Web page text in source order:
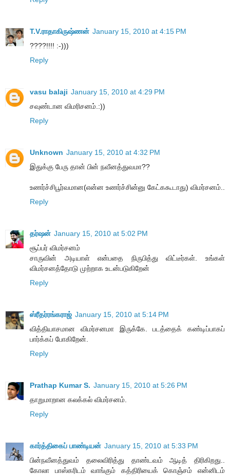
T.V.ராதாகிருஷ்ணன் January 15, 2010 at 4:15 PM
????!!!! :-)))
Reply
vasu balaji January 15, 2010 at 4:29 PM
சவுண்டான விமரிசனம்.:))
Reply
Unknown January 15, 2010 at 4:32 PM
இதுக்கு பேரு தான் பின் நவீனத்துவமா??
உணர்ச்சிபூர்வமான(என்ன உணர்ச்சின்னு கேட்ககூடாது) விமர்சனம்..
Reply
தர்ஷன் January 15, 2010 at 5:02 PM
சூப்பர் விமர்சனம்
சாருவின் அடியாள் என்பதை நிருபித்து விட்டீர்கள். உங்கள்
விமர்சனத்தோடு முற்றாக உடன்படுகிறேன்
Reply
ஸ்ரீதர்ரங்கராஜ் January 15, 2010 at 5:14 PM
வித்தியாசமான விமர்சனமா இருக்கே. படத்தைக் கண்டிப்பாகப்
பார்க்கப் போகிறேன்.
Reply
Prathap Kumar S. January 15, 2010 at 5:26 PM
தாறுமாறான கலக்கல் விமர்சனம்.
Reply
கார்த்திகைப் பாண்டியன் January 15, 2010 at 5:33 PM
பின்நவீனத்துவம் தலைவிரித்து தாண்டவம் ஆடித் திரிகிறது..
கோலா பாஸ்கரிடம் வாங்கும் கத்திரியைக் கொஞ்சம் என்னிடம்